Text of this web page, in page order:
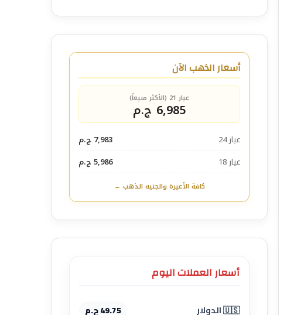
أسعار الذهب الآن
عيار 21 (الأكثر مبيعاً)
6,985 ج.م
عيار 24
7,983 ج.م
عيار 18
5,986 ج.م
كافة الأعيرة والجنيه الذهب ←
أسعار العملات اليوم
🇺🇸 الدولار 49.75 ج.م